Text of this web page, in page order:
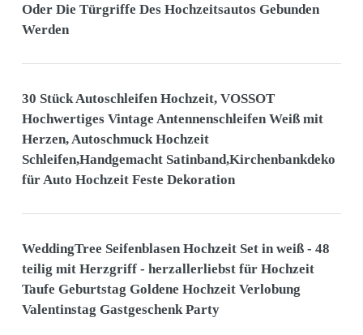
Oder Die Türgriffe Des Hochzeitsautos Gebunden
Werden
30 Stück Autoschleifen Hochzeit, VOSSOT
Hochwertiges Vintage Antennenschleifen Weiß mit
Herzen, Autoschmuck Hochzeit
Schleifen,Handgemacht Satinband,Kirchenbankdeko
für Auto Hochzeit Feste Dekoration
WeddingTree Seifenblasen Hochzeit Set in weiß - 48
teilig mit Herzgriff - herzallerliebst für Hochzeit
Taufe Geburtstag Goldene Hochzeit Verlobung
Valentinstag Gastgeschenk Party